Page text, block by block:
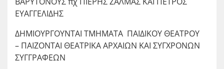
ΕΥΑΓΓΕΛΙΔΗΣ
ΔΗΜΙΟΥΡΓΟΥΝΤΑΙ ΤΜΗΜΑΤΑ ΠΑΙΔΙΚΟΥ ΘΕΑΤΡΟΥ
– ΠΑΙΖΟΝΤΑΙ ΘΕΑΤΡΙΚΑ ΑΡΧΑΙΩΝ ΚΑΙ ΣΥΓΧΡΟΝΩΝ
ΣΥΓΓΡΑΦΕΩΝ